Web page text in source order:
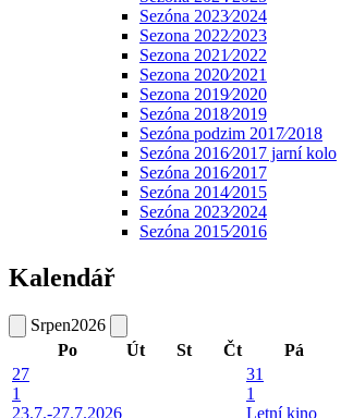
Sezóna 2023⁄2024
Sezona 2022⁄2023
Sezona 2021⁄2022
Sezona 2020⁄2021
Sezona 2019⁄2020
Sezóna 2018⁄2019
Sezóna podzim 2017⁄2018
Sezóna 2016⁄2017 jarní kolo
Sezóna 2016⁄2017
Sezóna 2014⁄2015
Sezóna 2023⁄2024
Sezóna 2015⁄2016
Kalendář
Srpen2026
Po
Út St Čt Pá
27
1
23.7.-27.7.2026
31
1
Letní kino